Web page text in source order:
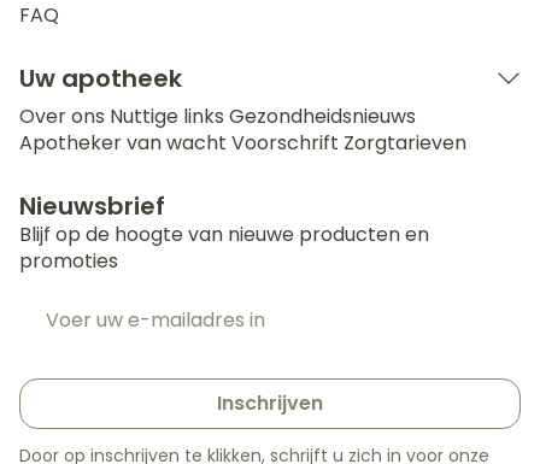
FAQ
Uw apotheek
Over ons Nuttige links Gezondheidsnieuws
Apotheker van wacht Voorschrift Zorgtarieven
Nieuwsbrief
Blijf op de hoogte van nieuwe producten en
promoties
Inschrijven
Door op inschrijven te klikken, schrijft u zich in voor onze